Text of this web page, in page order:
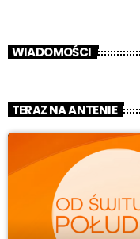
WIADOMOŚCI
TERAZ NA ANTENIE